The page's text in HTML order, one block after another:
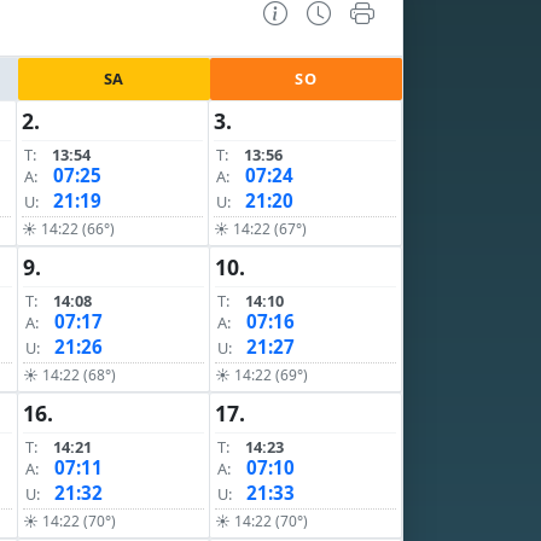
SA SO
2.
T:
13:54
A:
07:25
U: 21:19
☀ 14:22 (66°)
3.
T:
13:56
A:
07:24
U: 21:20
☀ 14:22 (67°)
9.
T:
14:08
A:
07:17
U: 21:26
☀ 14:22 (68°)
10.
T:
14:10
A:
07:16
U: 21:27
☀ 14:22 (69°)
16.
T:
14:21
A:
07:11
U: 21:32
☀ 14:22 (70°)
17.
T:
14:23
A:
07:10
U: 21:33
☀ 14:22 (70°)